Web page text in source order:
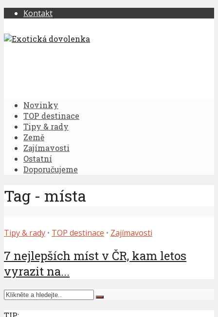
Kontakt
Novinky
TOP destinace
Tipy & rady
Země
Zajímavosti
Ostatní
Doporučujeme
Tag - místa
Tipy & rady • TOP destinace • Zajímavosti
7 nejlepších míst v ČR, kam letos
vyrazit na...